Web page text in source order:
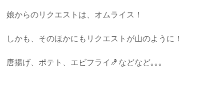
娘からのリクエストは、オムライス！
しかも、そのほかにもリクエストが山のように！
唐揚げ、ポテト、エビフライ🍤などなど｡｡｡